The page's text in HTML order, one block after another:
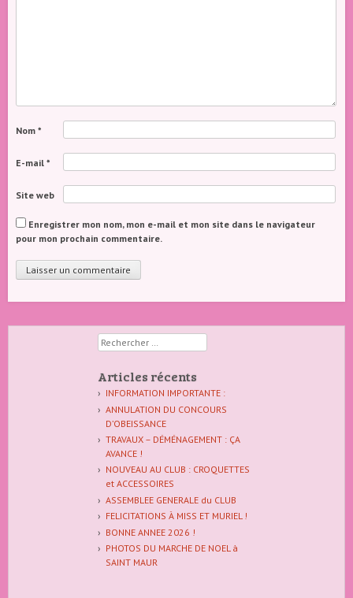
Nom *
E-mail *
Site web
Enregistrer mon nom, mon e-mail et mon site dans le navigateur
pour mon prochain commentaire.
Rechercher
Articles récents
INFORMATION IMPORTANTE :
ANNULATION DU CONCOURS
D’OBEISSANCE
TRAVAUX – DÉMÉNAGEMENT : ÇA
AVANCE !
NOUVEAU AU CLUB : CROQUETTES
et ACCESSOIRES
ASSEMBLEE GENERALE du CLUB
FELICITATIONS À MISS ET MURIEL !
BONNE ANNEE 2026 !
PHOTOS DU MARCHE DE NOEL à
SAINT MAUR